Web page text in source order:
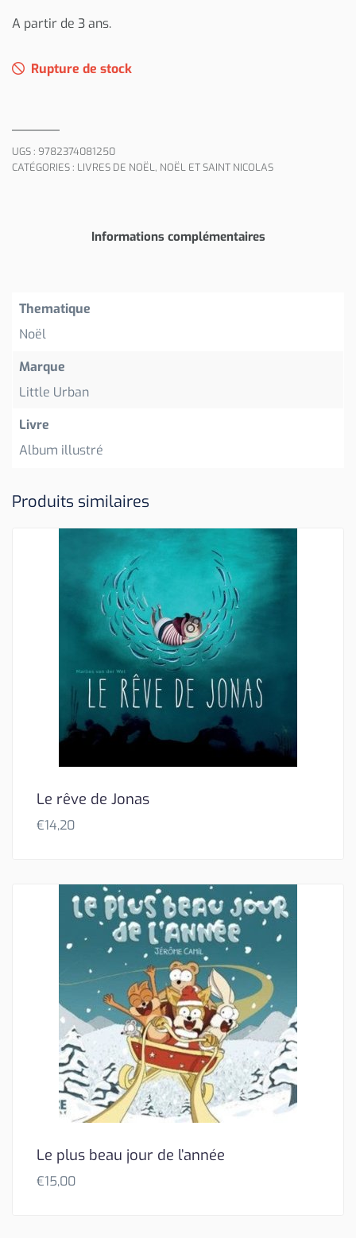
A partir de 3 ans.
Rupture de stock
UGS : 9782374081250
CATÉGORIES : LIVRES DE NOËL, NOËL ET SAINT NICOLAS
Informations complémentaires
Thematique
Noël
Marque
Little Urban
Livre
Album illustré
Produits similaires
Le rêve de Jonas
€14,20
Le plus beau jour de l’année
€15,00